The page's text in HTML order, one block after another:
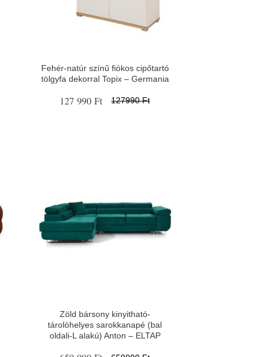
Fehér-natúr színű fiókos cipőtartó
tölgyfa dekorral Topix – Germania
127 990 Ft 127990 Ft
Zöld bársony kinyitható-
tárolóhelyes sarokkanapé (bal
oldali-L alakú) Anton – ELTAP